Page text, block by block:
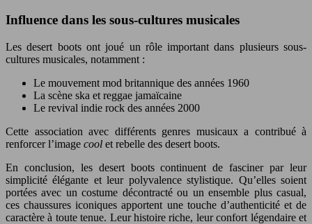
Influence dans les sous-cultures musicales
Les desert boots ont joué un rôle important dans plusieurs sous-
cultures musicales, notamment :
Le mouvement mod britannique des années 1960
La scène ska et reggae jamaïcaine
Le revival indie rock des années 2000
Cette association avec différents genres musicaux a contribué à
renforcer l’image cool et rebelle des desert boots.
En conclusion, les desert boots continuent de fasciner par leur
simplicité élégante et leur polyvalence stylistique. Qu’elles soient
portées avec un costume décontracté ou un ensemble plus casual,
ces chaussures iconiques apportent une touche d’authenticité et de
caractère à toute tenue. Leur histoire riche, leur confort légendaire et